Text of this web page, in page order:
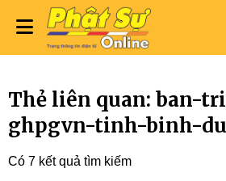
Thẻ liên quan: ban-
ghpgvn-tinh-binh-
Có 7 kết quả tìm kiếm